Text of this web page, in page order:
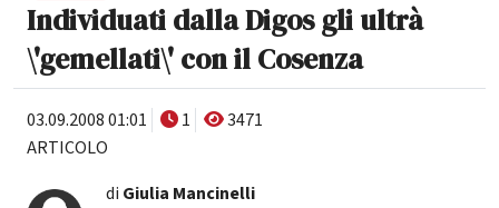
Individuati dalla Digos gli ultrà
\'gemellati\' con il Cosenza
03.09.2008 01:01 1
3471
ARTICOLO
di Giulia Mancinelli